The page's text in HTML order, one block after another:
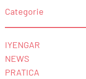
Categorie
IYENGAR
NEWS
PRATICA